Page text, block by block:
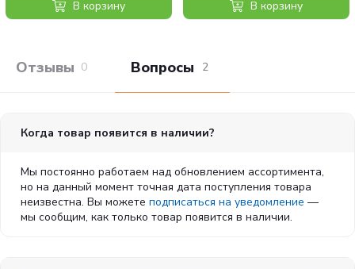
4000мг; L-карнитин 300мг.
алоэ вера экстракт 1000мг; экстракт зеленого чая
100мг; Экстракт розмарина. Антиоксиданты:
сырой протеин 42,00%; сырой жир и масла 20,00%;
сырая клетчатка 1,80%; сырая зола 8,90%; кальций
1,60%; фосфор 1,30%; магний 0,11%;
Омега-6 3,40%; Омега-3 0,90%; DHA 0,50%; EPA
курица с гранатом, 1.5 кг
В корзину В корзину
Отзывы покупателей
0 Вопросы и
2
Когда товар появится в наличии?
Мы постоянно работаем над обновлением ассортимента,
но на данный момент точная дата поступления товара
неизвестна. Вы можете подписаться на уведомление —
мы сообщим, как только товар появится в наличии.